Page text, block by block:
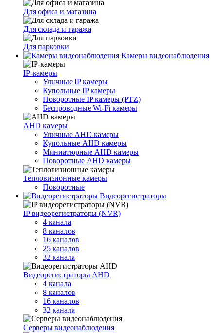
Для офиса и магазина
Для склада и гаража
Для парковки
Камеры видеонаблюдения
IP-камеры
Уличные IP камеры
Купольные IP камеры
Поворотные IP камеры (PTZ)
Беспроводные Wi-Fi камеры
AHD камеры
Уличные AHD камеры
Купольные AHD камеры
Миниатюрные AHD камеры
Поворотные AHD камеры
Тепловизионные камеры
Поворотные
Видеорегистраторы
IP видеорегистраторы (NVR)
4 канала
8 каналов
16 каналов
25 каналов
32 канала
Видеорегистраторы AHD
4 канала
8 каналов
16 каналов
32 канала
Серверы видеонаблюдения